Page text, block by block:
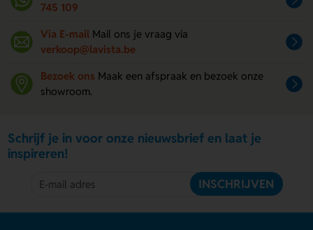
745 109
Via E-mail Mail ons je vraag via
verkoop@lavista.be
Bezoek ons Maak een afspraak en bezoek onze
showroom.
Schrijf je in voor onze nieuwsbrief en laat je
inspireren!
INSCHRIJVEN